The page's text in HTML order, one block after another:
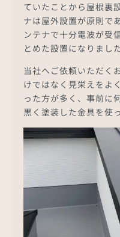
ていたことから屋根裏
ナは屋外設置が原則で
ンテナで十分電波が受
とめた設置になりました
当社へご依頼いただく
けではなく見栄えをよ
った方が多く、事前に
黒く塗装した金具を使